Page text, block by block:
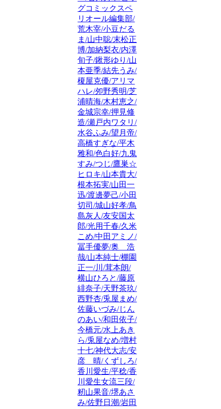
グコミックスペ
リオール編集部/
荒木宰/小豆だる
ま/山中聡/末松正
博/加納梨衣/内澤
旬子/鍬形ゆり/山
本亜季/結先うみ/
榎屋克優/アリマ
ハレ/夘野秀明/芝
浦晴海/木村恵之/
金城宗幸/押見修
造/瀬戸内ワタリ/
水谷ふみ/望月帝/
高橋すぎな/平木
雅和/色白好/九鬼
すみ/つじ/鷹巣☆
ヒロキ/山本貴大/
根本拓実/山田一
迅/渡邊夢己/小田
切司/城山好孝/鳥
島灰人/友安国太
郎/光用千春/久米
こめ/中田アミノ/
冨手優夢/奥 浩
哉/山本純士/棚園
正一/川/茸本朗/
横山ひろと/藤原
緋奈子/天野茶玖/
西野杏/兎屋まめ/
佐藤いづみ/じん
のあい/和田依子/
今橋元/水上あき
ら/兎屋なめ/増村
十七/神代大志/安
彦 晴/くずしろ/
香川愛生/平稔/香
川愛生女流三段/
籾山果音/堺あさ
み/佐野日潮/岩田